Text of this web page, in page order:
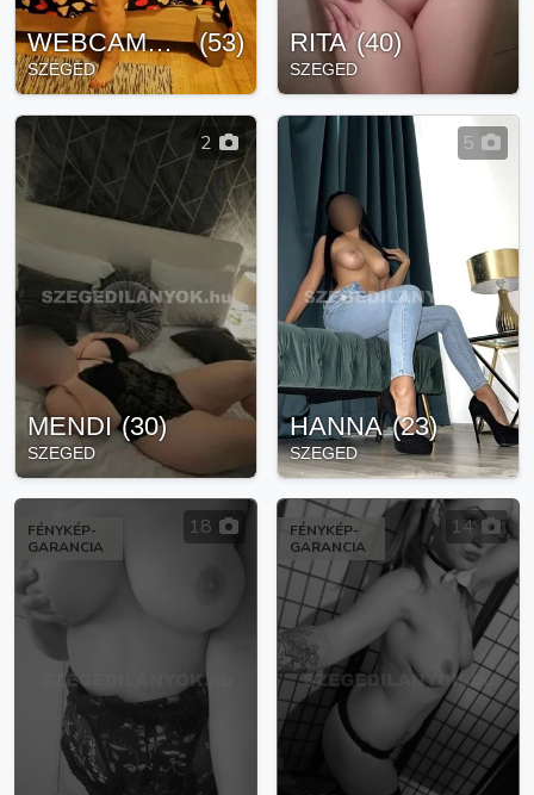
WEBCAMBELLA (53)
SZEGED
RITA (40)
SZEGED
2
MENDI (30)
SZEGED
5
HANNA (23)
SZEGED
FÉNYKÉP-
GARANCIA
18
FÉNYKÉP-
GARANCIA
14